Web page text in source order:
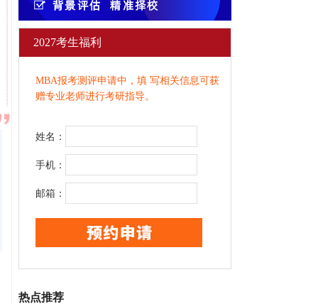
2027考生福利
MBA报考测评申请中，填 写相关信息可获
赠专业老师进行考研指导。
姓名：
手机：
邮箱：
热点推荐